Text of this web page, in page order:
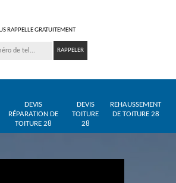
RAPPELLE GRATUITEMENT
DEVIS
RÉPARATION DE
TOITURE 28
DEVIS
TOITURE
28
REHAUSSEMENT
DE TOITURE 28